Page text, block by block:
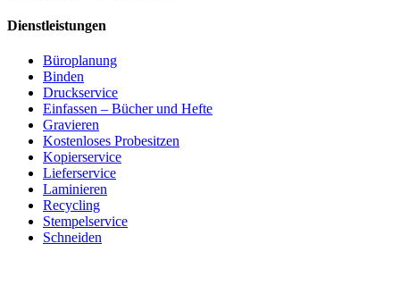
Dienstleistungen
Büroplanung
Binden
Druckservice
Einfassen – Bücher und Hefte
Gravieren
Kostenloses Probesitzen
Kopierservice
Lieferservice
Laminieren
Recycling
Stempelservice
Schneiden